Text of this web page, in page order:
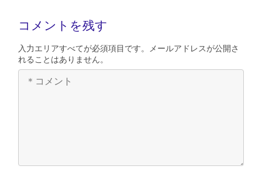
コメントを残す
入力エリアすべてが必須項目です。メールアドレスが公開さ
れることはありません。